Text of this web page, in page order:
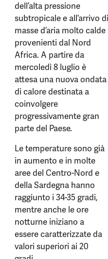
dell’alta pressione
subtropicale e all’arrivo di
masse d’aria molto calde
provenienti dal Nord
Africa. A partire da
mercoledì 8 luglio è
attesa una nuova ondata
di calore destinata a
coinvolgere
progressivamente gran
parte del Paese.
Le temperature sono già
in aumento e in molte
aree del Centro-Nord e
della Sardegna hanno
raggiunto i 34-35 gradi,
mentre anche le ore
notturne iniziano a
essere caratterizzate da
valori superiori ai 20